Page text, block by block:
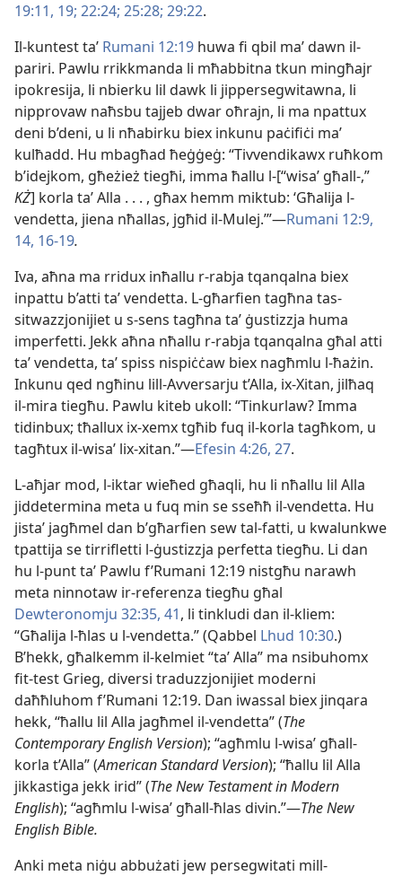
19:​11, 19; 22:24; 25:28; 29:22.
Il-kuntest taʼ Rumani 12:19 huwa fi qbil maʼ dawn il-​
pariri. Pawlu rrikkmanda li mħabbitna tkun mingħajr
ipokresija, li nbierku lil dawk li jippersegwitawna, li
nipprovaw naħsbu tajjeb dwar oħrajn, li ma npattux
deni b’deni, u li nħabirku biex inkunu paċifiċi maʼ
kulħadd. Hu mbagħad ħeġġeġ: “Tivvendikawx ruħkom
b’idejkom, għeżież tiegħi, imma ħallu l-​[“wisaʼ għall-​,”
KŻ] korla taʼ Alla . . . , għax hemm miktub: ‘Għalija l-​
vendetta, jiena nħallas, jgħid il-​Mulej.’”—Rumani 12:​9,
14, 16-19.
Iva, aħna ma rridux inħallu r-​rabja tqanqalna biex
inpattu b’atti taʼ vendetta. L-​għarfien tagħna tas-​
sitwazzjonijiet u s-​sens tagħna taʼ ġustizzja huma
imperfetti. Jekk aħna nħallu r-​rabja tqanqalna għal atti
taʼ vendetta, taʼ spiss nispiċċaw biex nagħmlu l-​ħażin.
Inkunu qed ngħinu lill-​Avversarju t’Alla, ix-​Xitan, jilħaq
il-​mira tiegħu. Pawlu kiteb ukoll: “Tinkurlaw? Imma
tidinbux; tħallux ix-​xemx tgħib fuq il-​korla tagħkom, u
tagħtux il-​wisaʼ lix-​xitan.”—Efesin 4:​26, 27.
L-aħjar mod, l-​iktar wieħed għaqli, hu li nħallu lil Alla
jiddetermina meta u fuq min se sseħħ il-​vendetta. Hu
jistaʼ jagħmel dan b’għarfien sew tal-​fatti, u kwalunkwe
tpattija se tirrifletti l-​ġustizzja perfetta tiegħu. Li dan
hu l-​punt taʼ Pawlu f’Rumani 12:19 nistgħu narawh
meta ninnotaw ir-​referenza tiegħu għal
Dewteronomju 32:​35, 41, li tinkludi dan il-​kliem:
“Għalija l-​ħlas u l-​vendetta.” (Qabbel Lhud 10:30.)
B’hekk, għalkemm il-​kelmiet “taʼ Alla” ma nsibuhomx
fit-​test Grieg, diversi traduzzjonijiet moderni
daħħluhom f’Rumani 12:19. Dan iwassal biex jinqara
hekk, “ħallu lil Alla jagħmel il-​vendetta” (The
Contemporary English Version); “agħmlu l-​wisaʼ għall-​
korla t’Alla” (American Standard Version); “ħallu lil Alla
jikkastiga jekk irid” (The New Testament in Modern
English); “agħmlu l-​wisaʼ għall-​ħlas divin.”—The New
English Bible.
Anki meta niġu abbużati jew persegwitati mill-​